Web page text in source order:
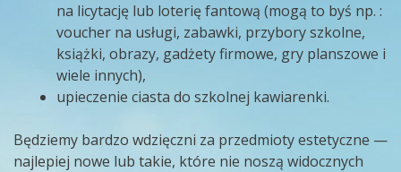
na licytację lub loterię fantową (mogą to byś np. :
voucher na usługi, zabawki, przybory szkolne,
książki, obrazy, gadżety firmowe, gry planszowe i
wiele innych),
upieczenie ciasta do szkolnej kawiarenki.
Będziemy bardzo wdzięczni za przedmioty estetyczne —
najlepiej nowe lub takie, które nie noszą widocznych